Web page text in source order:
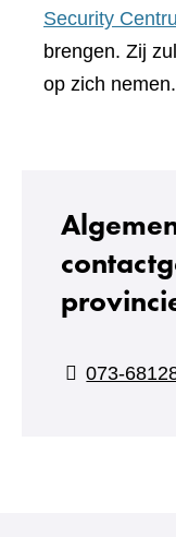
Security
brengen. Zij
op zich nemen.
073-